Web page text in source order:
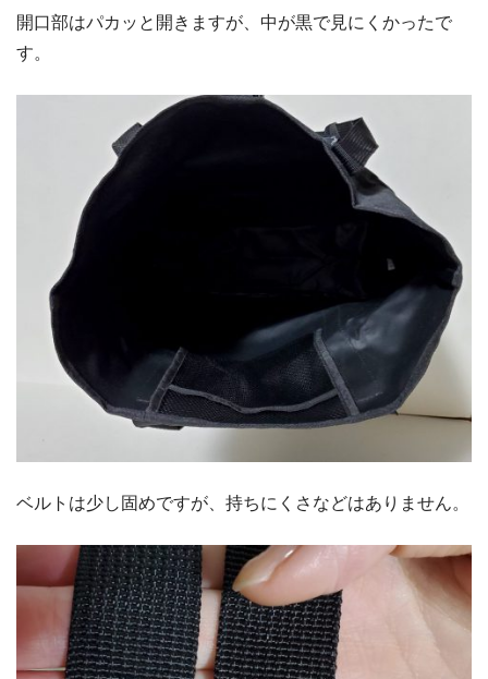
開口部はパカッと開きますが、中が黒で見にくかったで
す。
ベルトは少し固めですが、持ちにくさなどはありません。